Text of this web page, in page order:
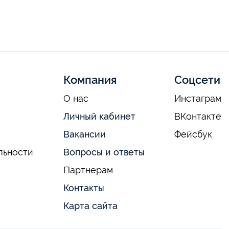
Компания
О нас
Личный кабинет
Вакансии
Вопросы и ответы
Партнерам
Контакты
Карта сайта
Соцсети
Инстаграм
ВКонтакте
Фейсбук